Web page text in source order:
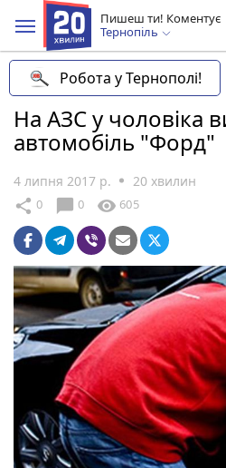
Пишеш ти! Коментує
Тернопіль
Робота у Тернополі!
На АЗС у чоловіка
автомобіль "Форд"
4 липня 2017 р. 20 хвилин
share 0 chat_bubble 0 visibility 605